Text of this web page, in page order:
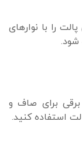
را با نوارهای
شود.
برقی برای صاف و
استفاده کنید.